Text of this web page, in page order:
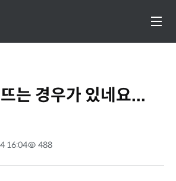
는 경우가 있네요...
16:04 488